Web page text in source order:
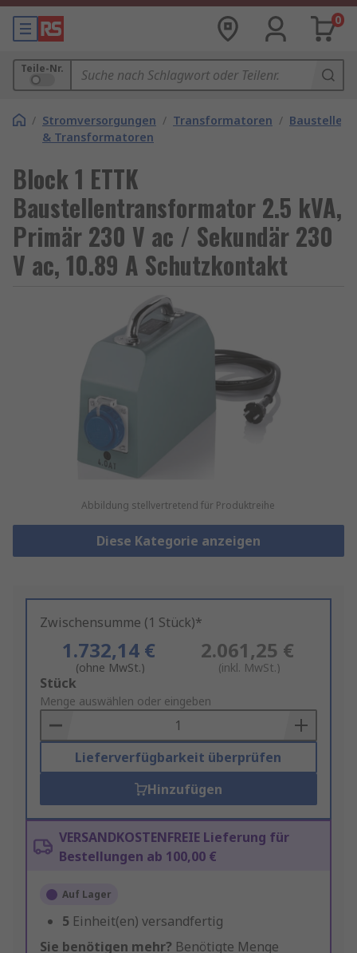
0
Teile-Nr.
/ Stromversorgungen
& Transformatoren
/ Transformatoren /
Block 1 ETTK
Baustellentransformator 2.5 kVA,
Primär 230 V ac / Sekundär 230
V ac, 10.89 A Schutzkontakt
Abbildung stellvertretend für Produktreihe
Diese Kategorie anzeigen
Zwischensumme (1 Stück)*
1.732,14 €
(ohne MwSt.)
2.061,25 €
(inkl. MwSt.)
Add
to
Basket
Stück
Menge auswählen oder eingeben
Lieferverfügbarkeit überprüfen
Hinzufügen
VERSANDKOSTENFREIE Lieferung für
Bestellungen ab 100,00 €
Auf Lager
5 Einheit(en) versandfertig
Sie benötigen mehr? Benötigte Menge